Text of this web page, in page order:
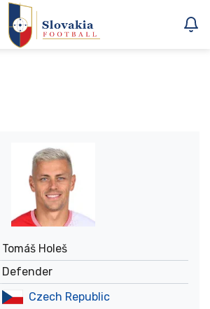
Tomáš Holeš
Defender
Czech Republic